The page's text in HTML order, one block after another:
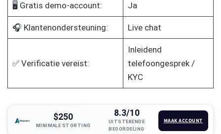
🖥️ Gratis demo-account: Ja
🎧 Klantenondersteuning: Live chat
✅ Verificatie vereist:
Inleidend
telefoongesprek /
KYC
$250
MINIMALE STORTING
8.3/10
UITSTEKENDE
BEOORDELING
MAAK ACCOUNT